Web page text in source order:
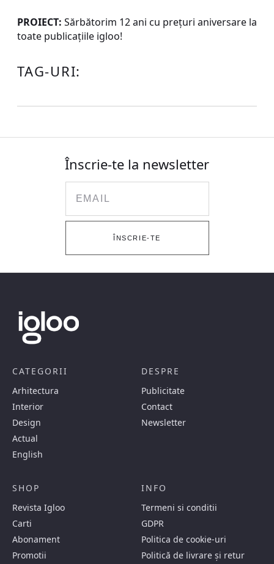
PROIECT: Sărbătorim 12 ani cu preţuri aniversare la
toate publicaţiile igloo!
TAG-URI:
Înscrie-te la newsletter
ÎNSCRIE-TE
CATEGORII
Arhitectura
Interior
Design
Actual
English
DESPRE
Publicitate
Contact
Newsletter
SHOP
Revista Igloo
Carti
Abonament
Promotii
INFO
Termeni si conditii
GDPR
Politica de cookie-uri
Politică de livrare și retur